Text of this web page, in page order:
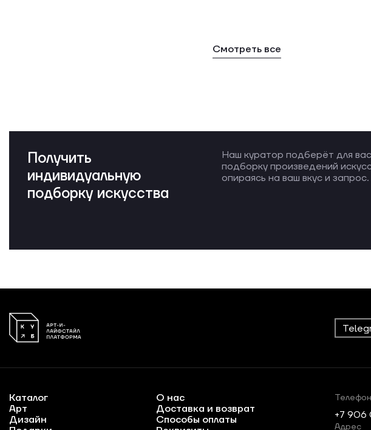
Смотреть все
Получить
индивидуальную
подборку искусства
Наш куратор подберёт для вас
подборку произведений
опираясь на ваш вкус и запрос.
Каталог
Арт
Дизайн
О нас
Доставка и возврат
Способы оплаты
Телефон
+7
Адрес